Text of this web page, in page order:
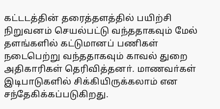
கட்டடத்தின் தரைத்தளத்தில் பயிற்சி
நிறுவனம் செயல்பட்டு வந்ததாகவும் மேல்
தளங்களில் கட்டுமானப் பணிகள்
நடைபெற்று வந்ததாகவும் காவல் துறை
அதிகாரிகள் தெரிவித்தனா். மாணவா்கள்
இடிபாடுகளில் சிக்கியிருக்கலாம் என
சந்தேகிக்கப்படுகிறது.